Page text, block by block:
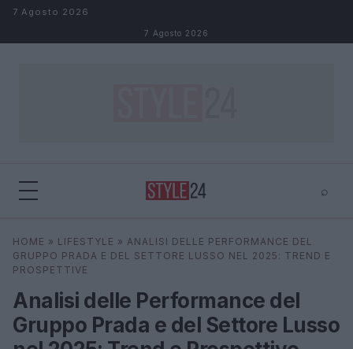
Salta al contenuto
7 Agosto 2026
7 Agosto 2026
⌕
Cerca ⌕
HOME » LIFESTYLE » ANALISI DELLE PERFORMANCE DEL
GRUPPO PRADA E DEL SETTORE LUSSO NEL 2025: TREND E
PROSPETTIVE
Analisi delle Performance del
Gruppo Prada e del Settore Lusso